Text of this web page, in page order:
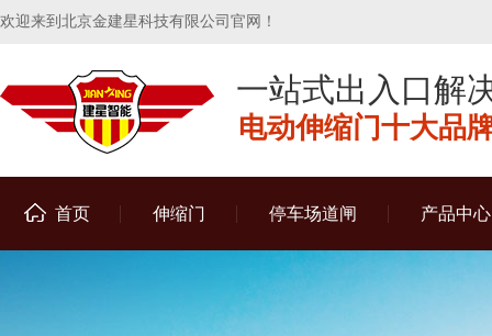
欢迎来到北京金建星科技有限公司官网！
一站式出入口解
电动伸缩门十大品
首页 伸缩门 停车场道闸 产品中心